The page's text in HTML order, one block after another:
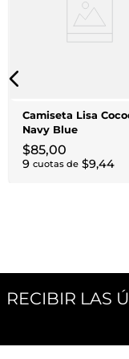
Camiseta Lisa
Navy Blue
$85,00
9 cuotas de $9,44
RECIBIR LAS